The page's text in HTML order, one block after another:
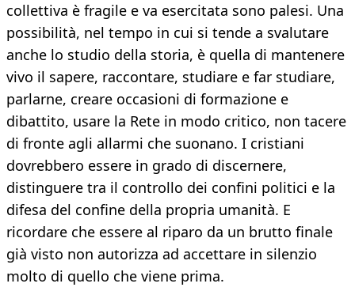
collettiva è fragile e va esercitata sono palesi. Una
possibilità, nel tempo in cui si tende a svalutare
anche lo studio della storia, è quella di mantenere
vivo il sapere, raccontare, studiare e far studiare,
parlarne, creare occasioni di formazione e
dibattito, usare la Rete in modo critico, non tacere
di fronte agli allarmi che suonano. I cristiani
dovrebbero essere in grado di discernere,
distinguere tra il controllo dei confini politici e la
difesa del confine della propria umanità. E
ricordare che essere al riparo da un brutto finale
già visto non autorizza ad accettare in silenzio
molto di quello che viene prima.